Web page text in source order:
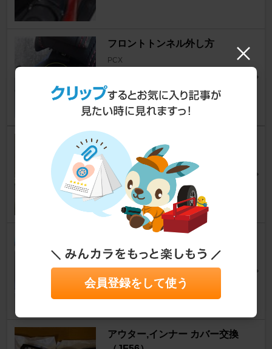
フロントトンネル外し方
PCX
グリップ交換
なやっくさん
75
5
PCX
6
4
アウター,インナー カバー交換
会員登録をして使う